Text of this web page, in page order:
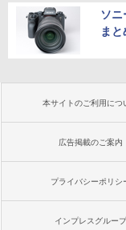
ソ
まと
本サイトのご利用につ
広告掲載のご案内
プライバシーポリシ
インプレスグループ